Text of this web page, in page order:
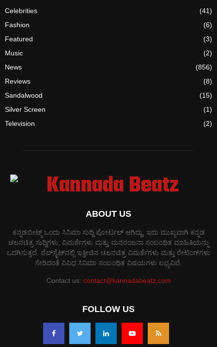
Celebrities
(41)
Fashion
(6)
Featured
(3)
Music
(2)
News
(856)
Reviews
(8)
Sandalwood
(15)
Silver Screen
(1)
Television
(2)
ABOUT US
ಕನ್ನಡಬೀಟ್ಜ್ ಒಂದು ಸಿನಿಮಾ ಸುದ್ದಿ ಪೋರ್ಟಲ್ ಆಗಿದ್ದು, ಇದು ಮುಖ್ಯವಾಗಿ ಕನ್ನಡ
ಚಲನಚಿತ್ರ ಸುದ್ದಿಗಳು, ವಿಮರ್ಶೆಗಳು ಮತ್ತು ಮನರಂಜನಾ ಸಂಬಂಧಿತ ಮಾಹಿತಿಯನ್ನು
ಒದಗಿಸುತ್ತದೆ. ವೆಬ್‌ಸೈಟ್‌ನಲ್ಲಿ ಇತ್ತೀಚಿನ ಚಲನಚಿತ್ರ ವಿಮರ್ಶೆಗಳು ಮತ್ತು ರೇಟಿಂಗ್‌ಗಳು
ಸೇರಿದಂತೆ ವಿವಿಧ ಸಿನಿಮಾ ಸಂಬಂಧಿತ ವಿಷಯಗಳು ಲಭ್ಯವಿವೆ.
Contact us: contact@kannadabeatz.com
FOLLOW US